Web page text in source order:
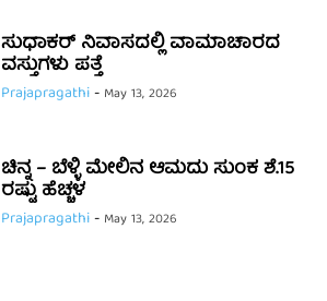
ಸುಧಾಕರ್ ನಿವಾಸದಲ್ಲಿ ವಾಮಾಚಾರದ
ವಸ್ತುಗಳು ಪತ್ತೆ
Prajapragathi- May 13, 2026
ಚಿನ್ನ – ಬೆಳ್ಳಿ ಮೇಲಿನ ಆಮದು ಸುಂಕ ಶೆ.15
ರಷ್ಟು ಹೆಚ್ಚಳ
Prajapragathi- May 13, 2026